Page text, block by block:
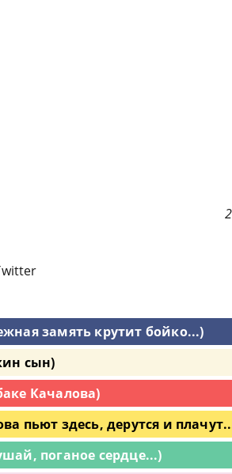
замять крутит бойко...)
сын)
Качалова)
пьют здесь, дерутся и
поганое сердце...)